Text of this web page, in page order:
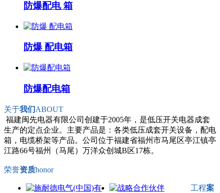
防爆配电 箱
防爆 配电箱
防爆配电箱
关于我们ABOUT
福建闽先电器有限公司创建于2005年，是低压开关电器成套
生产的定点企业。主要产品是：各类低压成套开关设备，配电
箱，电缆桥架等产品。公司位于福建省福州市马尾区亭江镇亭
江路66号福州（马尾）万洋众创城B区17栋。
荣誉资质honor
工程案